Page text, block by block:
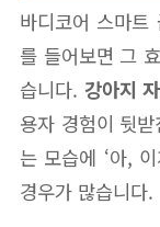
바디코어 스마트
를 들어보면 그
습니다. 강아지
용자 경험이 뒷
는 모습에 ‘아,
경우가 많습니다.